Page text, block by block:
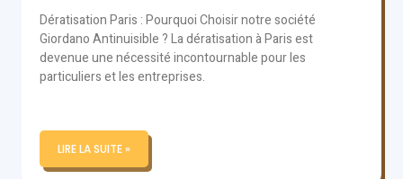
Dératisation Paris : Pourquoi Choisir notre société
Giordano Antinuisible ? La dératisation à Paris est
devenue une nécessité incontournable pour les
particuliers et les entreprises.
LIRE LA SUITE »